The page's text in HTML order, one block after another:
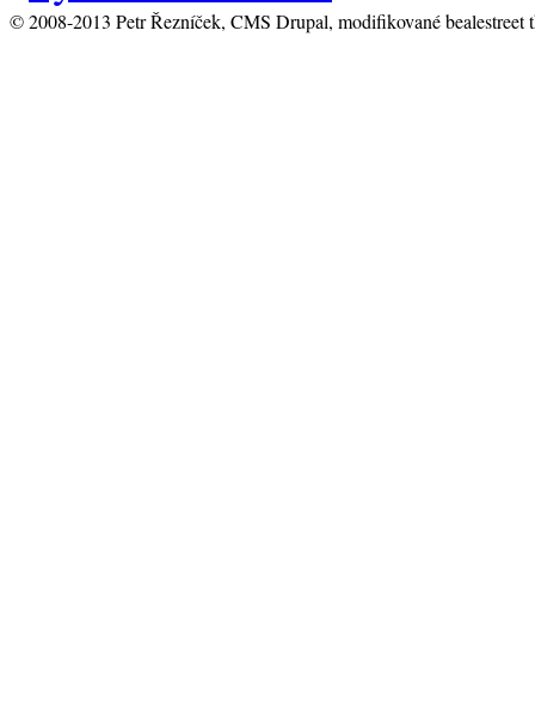
© 2008-2013 Petr Řezníček, CMS Drupal, modifikované bealestreet